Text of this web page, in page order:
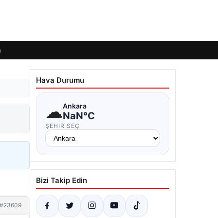
#23609
Hava Durumu
☁Ankara
NaN°C
ŞEHIR SEÇ
Bizi Takip Edin